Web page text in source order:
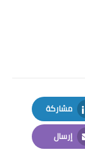
مشاركة
LinkedIn
إرسال
Email